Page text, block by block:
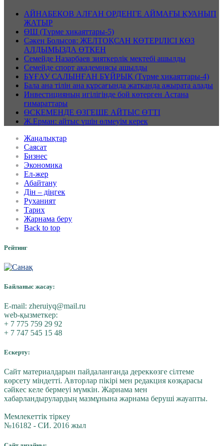
АЙНАБЕКОВ АЛҒАН ОРДЕНГЕ АЙМАҒЫ ҚУАНЫП
ЖАТЫР
ӨШ (Түрме хикаяттары-5)
Сәкен Болысов: ЖЕЛТОҚСАН КӨТЕРІЛІСІ КӨЗ
АЛДЫМЫЗДА ӨТКЕН
Семейде Назарбаев зияткерлік мектебі ашылды
Семейде спорт академиясы ашылды
БҰҒАУ САЛЫНҒАН БҰЙРЫҚ (Түрме хикаяттары-4)
Бала ана тілін ана құрсағында жатқанда ажырата алады
Инвестицияның игілігінде бой көтерген Астана
ғимараттары
ӨСКЕМЕНДЕ ӨЗГЕШЕ АЙТЫС ӨТТІ
Ж.Ерман: айтыс үшін өлмеуім керек
Жаңалықтар
Саясат
Бизнес
Экономика
Ел-жер
Абайтану
Дін – діңгек
Руханият
Тарих
Жарнама беру
Back to top
Рейтинг
Байланыс жасау:
E-mail: zheruiyq@mail.ru
web-қызметкер:
+ 7 775 759 29 92
+ 7 747 545 15 48
Ескерту:
Сайт материалдарын пайдаланғанда дереккөзге сілтеме
көрсету міндетті. Авторлар пікірі мен редакция көзқарасы
сәйкес келе бермеуі мүмкін. Жарнама мен
хабарландырулардың мазмұнына жарнама беруші жауапты.
Мемлекеттік тіркеу
№16182 - СИ. 2016 жыл